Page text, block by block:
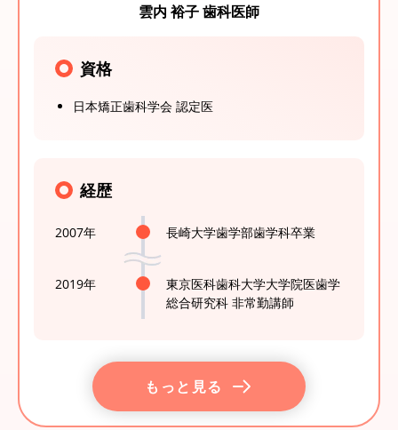
雲内 裕子 歯科医師
資格
日本矯正歯科学会 認定医
経歴
2007年 長崎大学歯学部歯学科卒業
2019年
東京医科歯科大学大学院医歯学
総合研究科 非常勤講師
もっと見る